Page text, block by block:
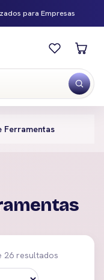
para Empresas
Ferramentas
26 resultados